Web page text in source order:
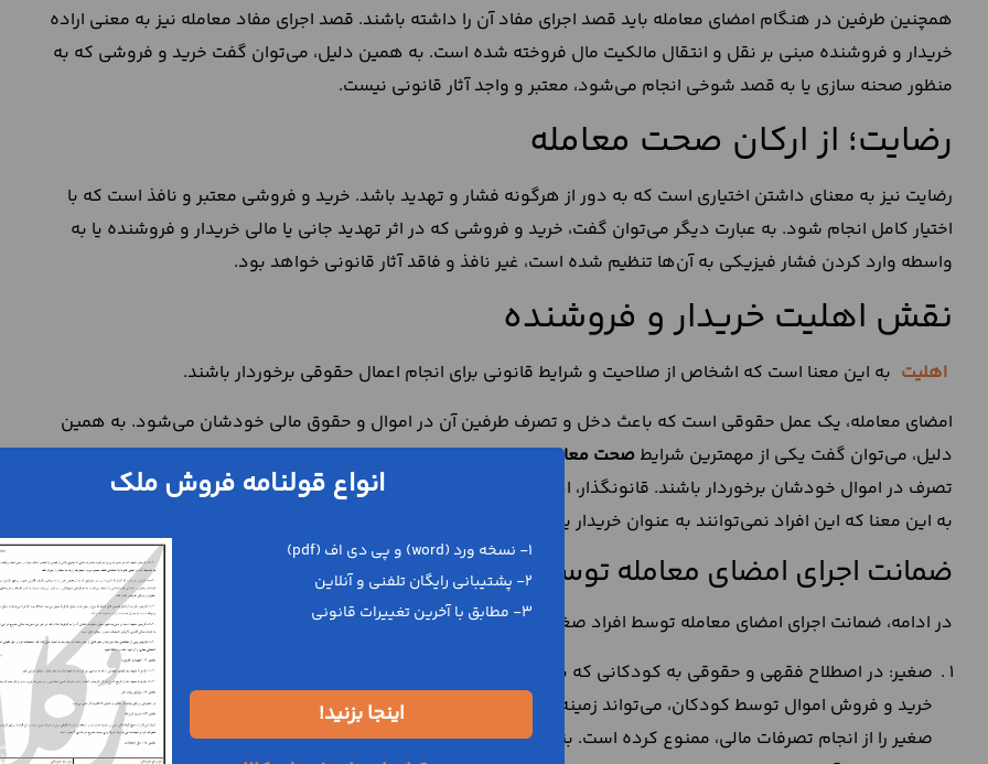
همچنین طرفین در هنگام امضای معامله باید قصد اجرای مفاد آن را داشته باشند. قصد اجرای مفاد معامله نیز به معنی اراده
خریدار و فروشنده مبنی بر نقل و انتقال مالکیت مال فروخته شده است. به همین دلیل، می‌توان گفت خرید و فروشی که به
منظور صحنه سازی یا به قصد شوخی انجام می‌شود، معتبر و واجد آثار قانونی نیست.
رضایت؛ از ارکان صحت معامله
رضایت نیز به معنای داشتن اختیاری است که به دور از هرگونه فشار و تهدید باشد. خرید و فروشی معتبر و نافذ است که با
اختیار کامل انجام شود. به عبارت دیگر می‌توان گفت، خرید و فروشی که در اثر تهدید جانی یا مالی خریدار و فروشنده یا به
واسطه وارد کردن فشار فیزیکی به آن‌ها تنظیم شده است، غیر نافذ و فاقد آثار قانونی خواهد بود.
نقش اهلیت خریدار و فروشنده
اهلیت به این معنا است که اشخاص از صلاحیت و شرایط قانونی برای انجام اعمال حقوقی برخوردار باشند.
امضای معامله، یک عمل حقوقی است که باعث دخل و تصرف طرفین آن در اموال و حقوق مالی خودشان می‌شود. به همین
دلیل، می‌توان گفت یکی از مهمترین شرایط صحت معاملهاین است که خریدار و فروشنده از شرایط و اهلیت قانونی برای دخل و
تصرف در اموال خودشان برخوردار باشند. قانونگذار، اهلیت خرید و فروش را از افراد صغیر، مجنون و غیر رشید سلب کرده است.
به این معنا که این افراد نمی‌توانند به عنوان خریدار یا فروشنده در معامله داخل شوند.
ضمانت اجرای امضای معامله توسط افراد فاقد اهلیت قانونی
در ادامه، ضمانت اجرای امضای معامله توسط افراد صغیر، غیر رشید و مجنون را بررسی می‌کنیم:
صغیر: در اصطلاح فقهی و حقوقی به کودکانی که به سن بلوغ شرعی نرسیده باشند، صغیر گفته می‌شود. تصرفات مالی و
خرید و فروش اموال توسط کودکان، می‌تواند زمینه سوء استفاده از آن‌ها را فراهم کند. به همین دلیل، قانونگذار کودکان
صغیر را از انجام تصرفات مالی، ممنوع کرده است. بنابراین می‌توان گفت، معامله‌ای که توسط کودکان صغیر امضا شده باشد،
انواع قولنامه فروش ملک
1- نسخه ورد (word) و پی دی اف (pdf)
2- پشتیبانی رایگان تلفنی و آنلاین
3- مطابق با آخرین تغییرات قانونی
اینجا بزنید!